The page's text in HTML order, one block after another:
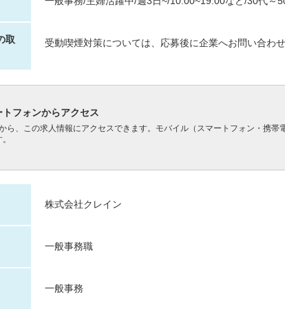
取
受動喫煙対策については、応募後に企業へお問い合わ
フォンからアクセス
ら、この求人情報にアクセスできます。モバイル（スマートフォン・携帯
株式会社クレイン
一般事務職
一般事務